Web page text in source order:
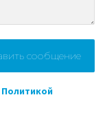
Политикой